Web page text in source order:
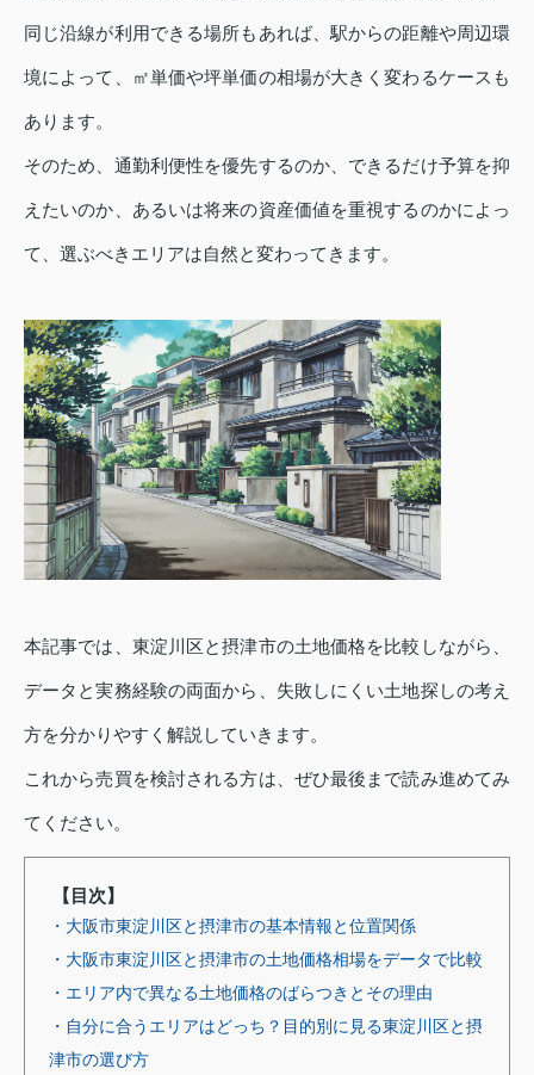
同じ沿線が利用できる場所もあれば、駅からの距離や周辺環
境によって、㎡単価や坪単価の相場が大きく変わるケースも
あります。
そのため、通勤利便性を優先するのか、できるだけ予算を抑
えたいのか、あるいは将来の資産価値を重視するのかによっ
て、選ぶべきエリアは自然と変わってきます。
本記事では、東淀川区と摂津市の土地価格を比較しながら、
データと実務経験の両面から、失敗しにくい土地探しの考え
方を分かりやすく解説していきます。
これから売買を検討される方は、ぜひ最後まで読み進めてみ
てください。
【目次】
・大阪市東淀川区と摂津市の基本情報と位置関係
・大阪市東淀川区と摂津市の土地価格相場をデータで比較
・エリア内で異なる土地価格のばらつきとその理由
・自分に合うエリアはどっち？目的別に見る東淀川区と摂
津市の選び方